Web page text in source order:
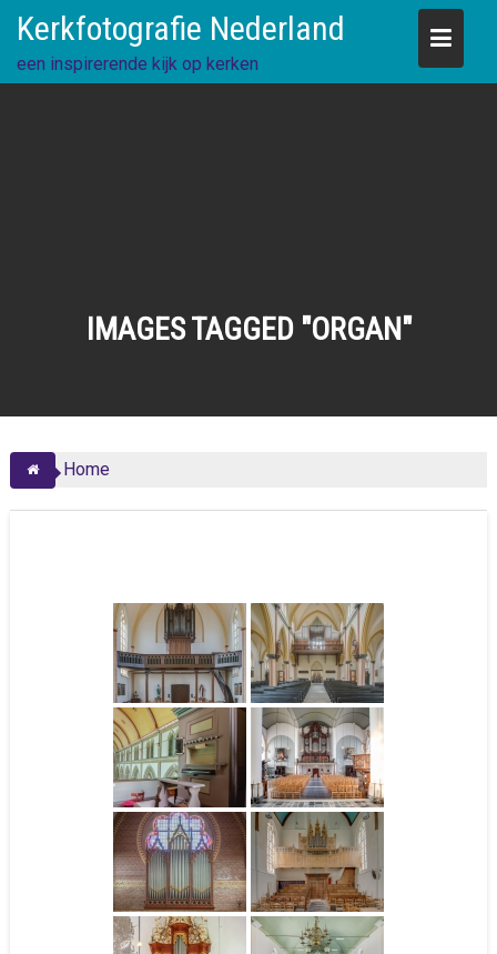
content
Kerkfotografie Nederland
een inspirerende kijk op kerken
IMAGES TAGGED "ORGAN"
Home